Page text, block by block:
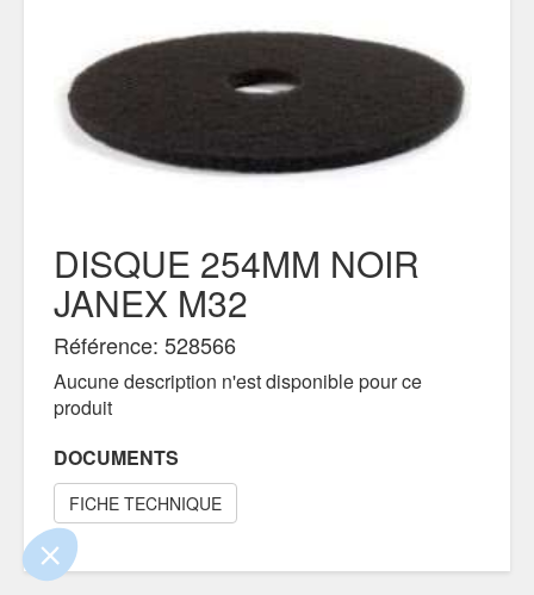
de ce site vous intéresse
aimerait bien vous accompagner
par
DISQUE 254MM NOIR
JANEX M32
Référence: 528566
Aucune description n'est disponible pour ce
produit
DOCUMENTS
FICHE TECHNIQUE